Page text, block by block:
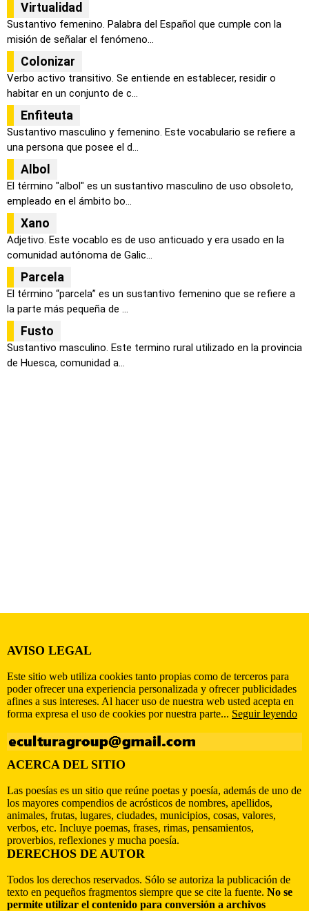
Virtualidad
Sustantivo femenino. Palabra del Español que cumple con la
misión de señalar el fenómeno...
Colonizar
Verbo activo transitivo. Se entiende en establecer, residir o
habitar en un conjunto de c...
Enfiteuta
Sustantivo masculino y femenino. Este vocabulario se refiere a
una persona que posee el d...
Albol
El término "albol" es un sustantivo masculino de uso obsoleto,
empleado en el ámbito bo...
Xano
Adjetivo. Este vocablo es de uso anticuado y era usado en la
comunidad autónoma de Galic...
Parcela
El término “parcela” es un sustantivo femenino que se refiere a
la parte más pequeña de ...
Fusto
Sustantivo masculino. Este termino rural utilizado en la provincia
de Huesca, comunidad a...
AVISO LEGAL
Este sitio web utiliza cookies tanto propias como de terceros para
poder ofrecer una experiencia personalizada y ofrecer publicidades
afines a sus intereses. Al hacer uso de nuestra web usted acepta en
forma expresa el uso de cookies por nuestra parte... Seguir leyendo
ACERCA DEL SITIO
Las poesías es un sitio que reúne poetas y poesía, además de uno de
los mayores compendios de acrósticos de nombres, apellidos,
animales, frutas, lugares, ciudades, municipios, cosas, valores,
verbos, etc. Incluye poemas, frases, rimas, pensamientos,
proverbios, reflexiones y mucha poesía.
DERECHOS DE AUTOR
Todos los derechos reservados. Sólo se autoriza la publicación de
texto en pequeños fragmentos siempre que se cite la fuente. No se
permite utilizar el contenido para conversión a archivos